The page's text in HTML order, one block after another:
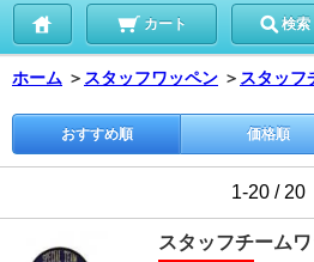
カート 検索
ホーム ＞ スタッフワッペン ＞ スタッフ
おすすめ順 価格順
1-20 / 20
スタッフチーム